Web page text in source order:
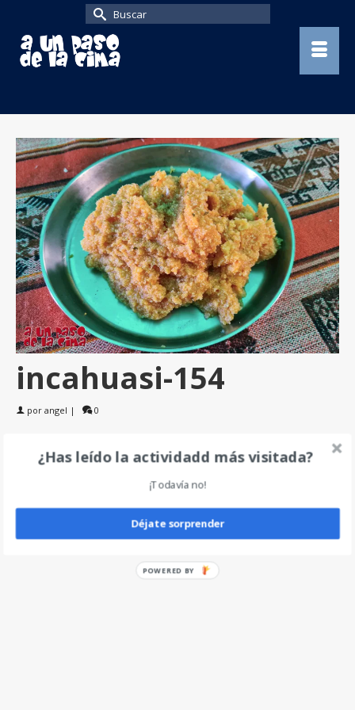
Buscar
por:
incahuasi-154
por angel | 0
Deja un comentario
¿Has leído la actividadd más visitada?
¡Todavía no!
Déjate sorprender
POWERED BY